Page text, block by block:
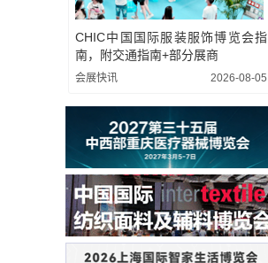
CHIC中国国际服装服饰博览会指
南，附交通指南+部分展商
会展快讯 2026-08-05